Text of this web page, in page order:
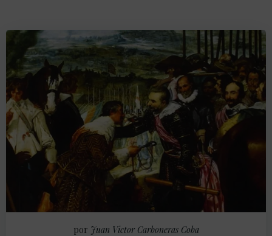
por Juan Victor Carboneras Coba